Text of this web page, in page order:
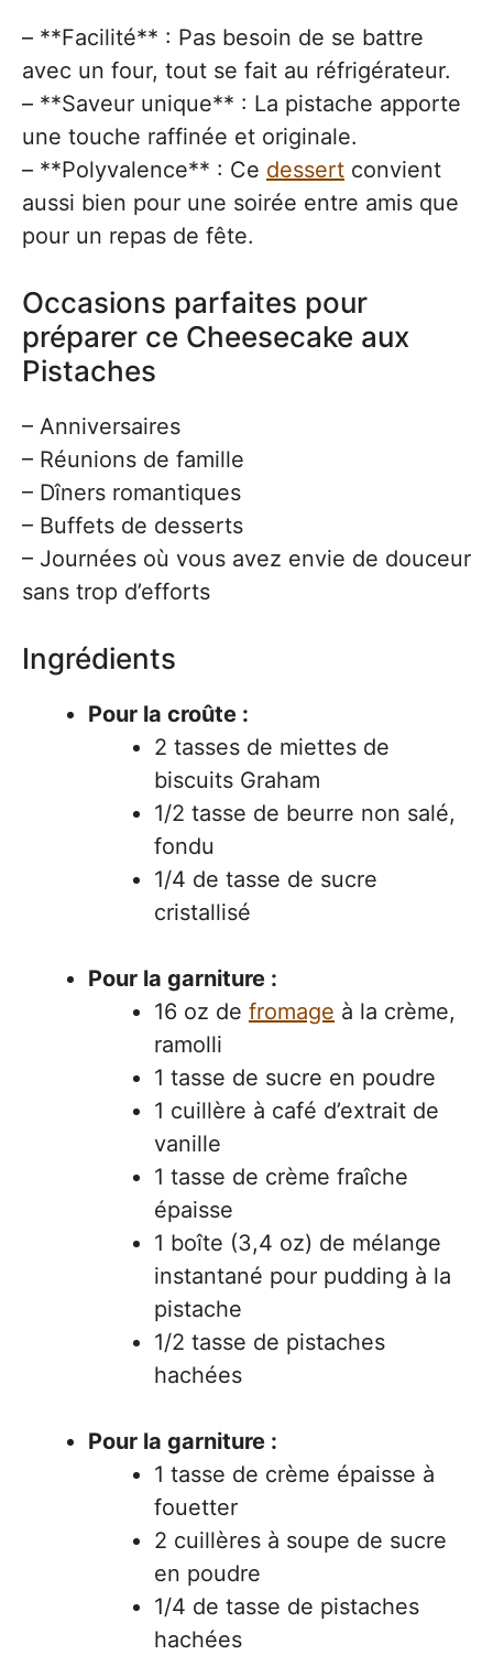
– **Facilité** : Pas besoin de se battre
avec un four, tout se fait au réfrigérateur.
– **Saveur unique** : La pistache apporte
une touche raffinée et originale.
– **Polyvalence** : Ce dessert convient
aussi bien pour une soirée entre amis que
pour un repas de fête.
Occasions parfaites pour
préparer ce Cheesecake aux
Pistaches
– Anniversaires
– Réunions de famille
– Dîners romantiques
– Buffets de desserts
– Journées où vous avez envie de douceur
sans trop d’efforts
Ingrédients
Pour la croûte :
2 tasses de miettes de
biscuits Graham
1/2 tasse de beurre non salé,
fondu
1/4 de tasse de sucre
cristallisé
Pour la garniture :
16 oz de fromage à la crème,
ramolli
1 tasse de sucre en poudre
1 cuillère à café d’extrait de
vanille
1 tasse de crème fraîche
épaisse
1 boîte (3,4 oz) de mélange
instantané pour pudding à la
pistache
1/2 tasse de pistaches
hachées
Pour la garniture :
1 tasse de crème épaisse à
fouetter
2 cuillères à soupe de sucre
en poudre
1/4 de tasse de pistaches
hachées